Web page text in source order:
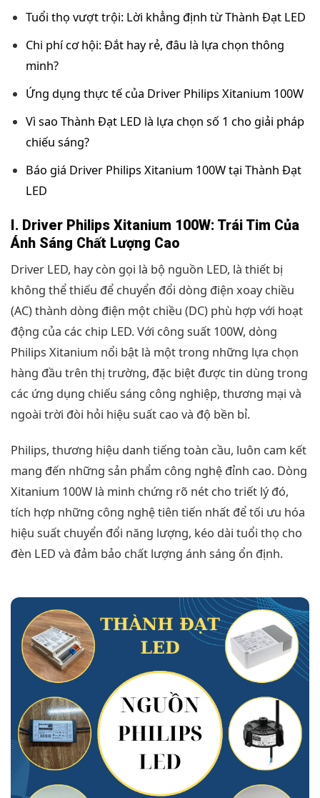
Tuổi thọ vượt trội: Lời khẳng định từ Thành Đạt LED
Chi phí cơ hội: Đắt hay rẻ, đâu là lựa chọn thông
minh?
Ứng dụng thực tế của Driver Philips Xitanium 100W
Vì sao Thành Đạt LED là lựa chọn số 1 cho giải pháp
chiếu sáng?
Báo giá Driver Philips Xitanium 100W tại Thành Đạt
LED
I. Driver Philips Xitanium 100W: Trái Tim Của
Ánh Sáng Chất Lượng Cao
Driver LED, hay còn gọi là bộ nguồn LED, là thiết bị
không thể thiếu để chuyển đổi dòng điện xoay chiều
(AC) thành dòng điện một chiều (DC) phù hợp với hoạt
động của các chip LED. Với công suất 100W, dòng
Philips Xitanium nổi bật là một trong những lựa chọn
hàng đầu trên thị trường, đặc biệt được tin dùng trong
các ứng dụng chiếu sáng công nghiệp, thương mại và
ngoài trời đòi hỏi hiệu suất cao và độ bền bỉ.
Philips, thương hiệu danh tiếng toàn cầu, luôn cam kết
mang đến những sản phẩm công nghệ đỉnh cao. Dòng
Xitanium 100W là minh chứng rõ nét cho triết lý đó,
tích hợp những công nghệ tiên tiến nhất để tối ưu hóa
hiệu suất chuyển đổi năng lượng, kéo dài tuổi thọ cho
đèn LED và đảm bảo chất lượng ánh sáng ổn định.